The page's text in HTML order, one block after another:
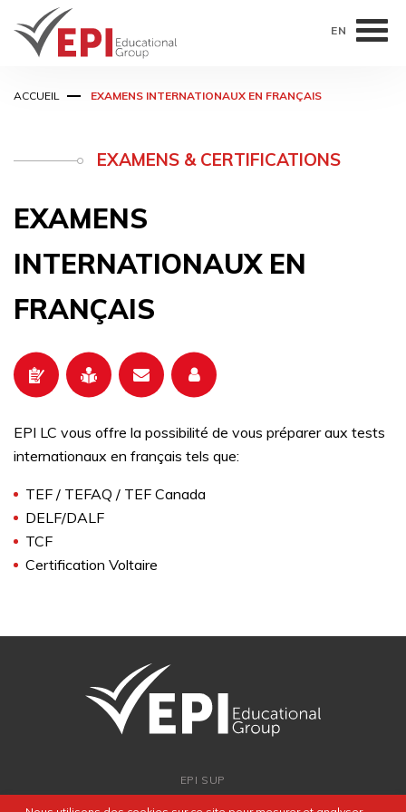
au
EN
EXAMENS & CERTIFICATIONS
ACCUEIL EXAMENS INTERNATIONAUX EN FRANÇAIS
EXAMENS
INTERNATIONAUX EN
FRANÇAIS
EPI LC vous offre la possibilité de vous préparer aux tests
internationaux en français tels que:
TEF / TEFAQ / TEF Canada
DELF/DALF
TCF
Certification Voltaire
EPI SUP